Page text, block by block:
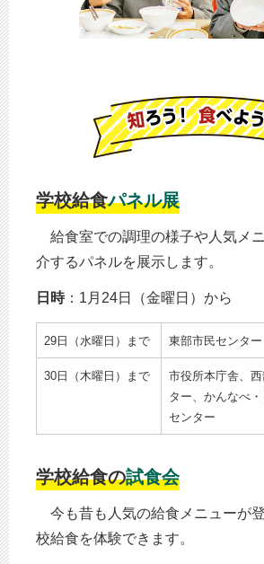
学校給食パネル展
給食室での調理の様子や人気メ
介するパネルを展示します。
日時：1月24日（金曜日）から
29日（水曜日）まで 東部市民センター
30日（木曜日）まで
市役所本庁舎、
ター、かんなべ
センター
学校給食の試食会
今も昔も人気の給食メニューが
校給食を体験できます。